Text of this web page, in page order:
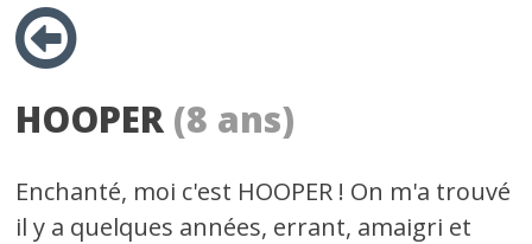
HOOPER (8 ans)
Enchanté, moi c'est HOOPER ! On m'a trouvé
il y a quelques années, errant, amaigri et